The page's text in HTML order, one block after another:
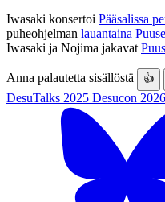
Iwasaki konsertoi Pääsalissa
puheohjelman lauantaina
Iwasaki ja Nojima jakavat
Anna palautetta sisällöstä 👍
DesuTalks 2025 Desucon 2026